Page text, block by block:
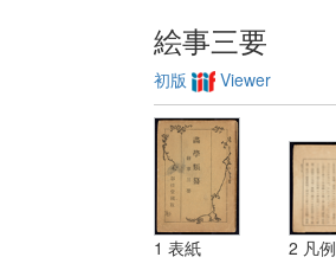
絵事三要
初版 Viewer
1 表紙 2 凡例